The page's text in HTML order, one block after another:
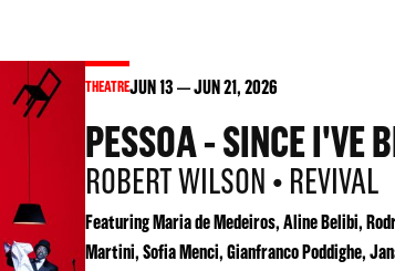
THEATREJUN13 JUN21, 2026
PESSOA - SINCE I'VE
ROBERT WILSON • REVIVAL
Featuring Maria de Medeiros, Aline Belibi,
Martini, Sofia Menci, Gianfranco Poddighe,